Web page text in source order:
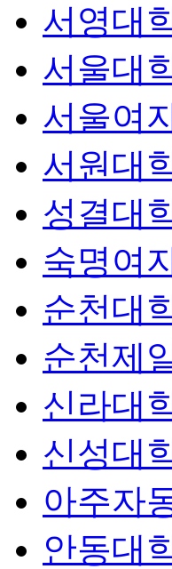
서영대
서울대
서울여
서원대
성결대
숙명여
순천대
순천제
신라대
신성대
아주자
안동대